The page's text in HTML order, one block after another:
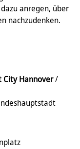
anregen, über
nachzudenken.
City Hannover/